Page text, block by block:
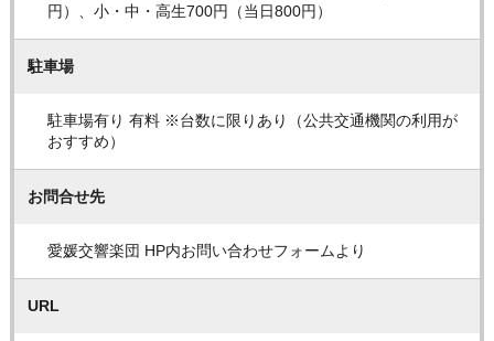
円）、小・中・高生700円（当日800円）
駐車場
駐車場有り 有料 ※台数に限りあり（公共交通機関の利用が
おすすめ）
お問合せ先
愛媛交響楽団 HP内お問い合わせフォームより
URL